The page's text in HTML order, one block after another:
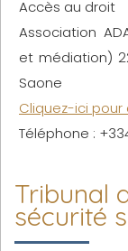
Accès au droit
Association
et médiation)
Saone
Cliquez-ici
Téléphone :
Tribunal
sécurité